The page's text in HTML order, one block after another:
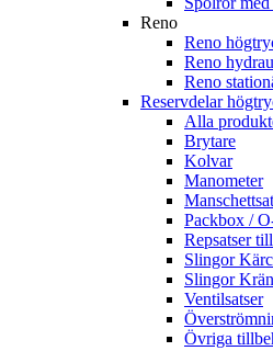
Reno
Reno
Reno
Reno
Reservdelar
Alla
Brytare
Kolvar
Manometer
Packbox /
Repsatser
Slingor
Slingor
Ventilsatser
Övriga